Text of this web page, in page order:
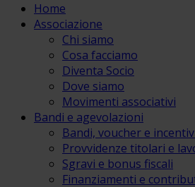
Home
Associazione
Chi siamo
Cosa facciamo
Diventa Socio
Dove siamo
Movimenti associativi
Bandi e agevolazioni
Bandi, voucher e
Provvidenze titolari e
Sgravi e bonus fiscali
Finanziamenti e